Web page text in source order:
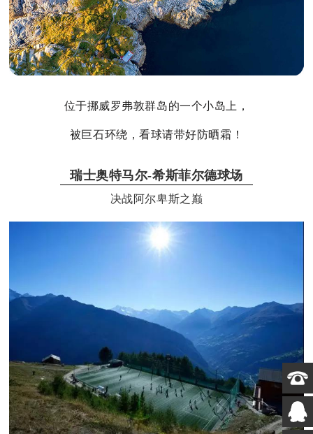
位于挪威罗弗敦群岛的一个小岛上，
被巨石环绕，看球请带好防晒霜！
瑞士奥特马尔-希斯菲尔德球场
决战阿尔卑斯之巅